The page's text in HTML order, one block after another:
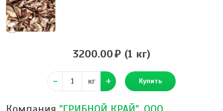
3200.00 (1 кг)
кг Купить